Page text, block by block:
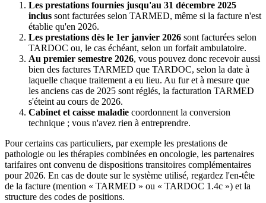
Les prestations fournies jusqu'au 31 décembre 2025
inclus sont facturées selon TARMED, même si la facture n'est
établie qu'en 2026.
Les prestations dès le 1er janvier 2026 sont facturées selon
TARDOC ou, le cas échéant, selon un forfait ambulatoire.
Au premier semestre 2026, vous pouvez donc recevoir aussi
bien des factures TARMED que TARDOC, selon la date à
laquelle chaque traitement a eu lieu. Au fur et à mesure que
les anciens cas de 2025 sont réglés, la facturation TARMED
s'éteint au cours de 2026.
Cabinet et caisse maladie coordonnent la conversion
technique ; vous n'avez rien à entreprendre.
Pour certains cas particuliers, par exemple les prestations de
pathologie ou les thérapies combinées en oncologie, les partenaires
tarifaires ont convenu de dispositions transitoires complémentaires
pour 2026. En cas de doute sur le système utilisé, regardez l'en-tête
de la facture (mention « TARMED » ou « TARDOC 1.4c ») et la
structure des codes de positions.